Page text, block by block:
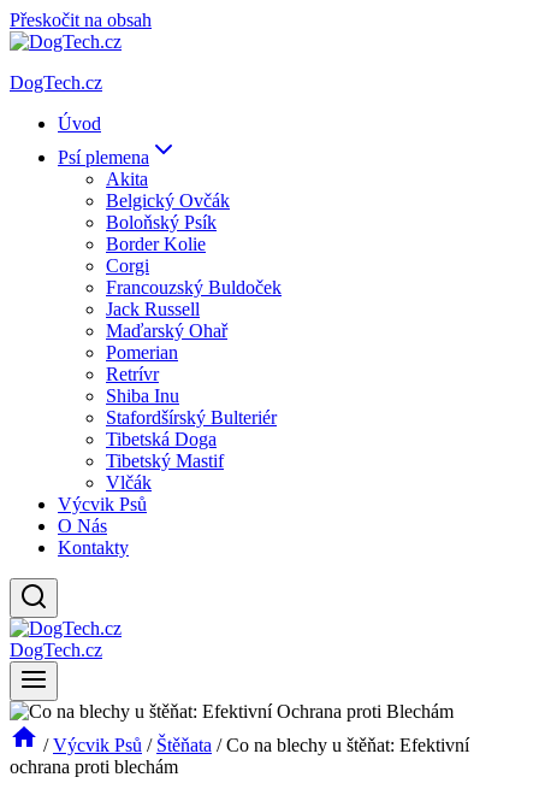
Přeskočit na obsah
DogTech.cz
Úvod
Psí plemena
Akita
Belgický Ovčák
Boloňský Psík
Border Kolie
Corgi
Francouzský Buldoček
Jack Russell
Maďarský Ohař
Pomerian
Retrívr
Shiba Inu
Stafordšírský Bulteriér
Tibetská Doga
Tibetský Mastif
Vlčák
Výcvik Psů
O Nás
Kontakty
DogTech.cz
/ Výcvik Psů / Štěňata / Co na blechy u štěňat: Efektivní
ochrana proti blechám